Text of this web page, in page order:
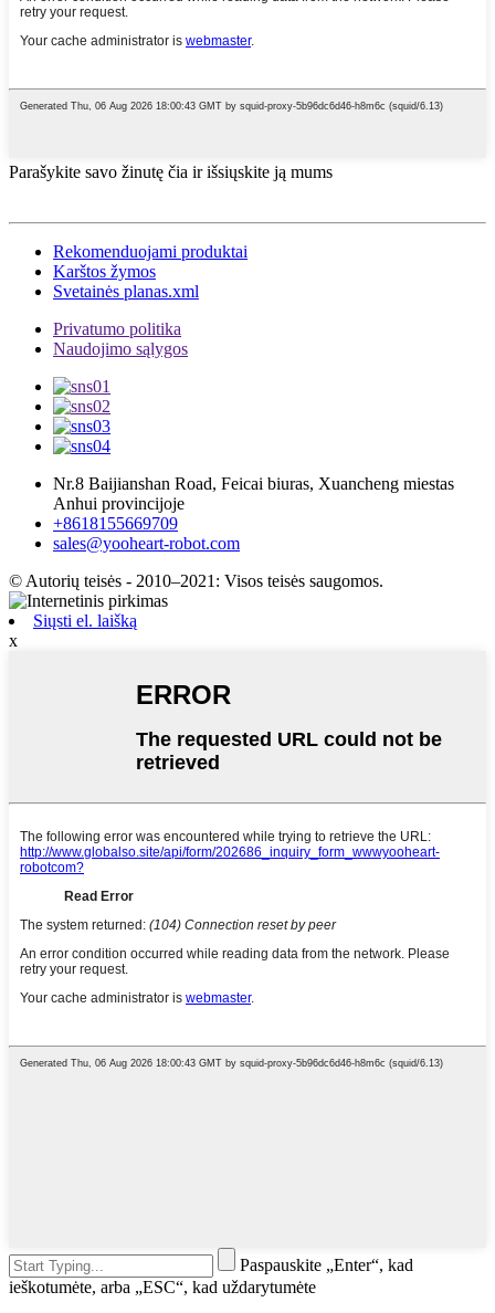
Parašykite savo žinutę čia ir išsiųskite ją mums
Rekomenduojami produktai
Karštos žymos
Svetainės planas.xml
Privatumo politika
Naudojimo sąlygos
Nr.8 Baijianshan Road, Feicai biuras, Xuancheng miestas
Anhui provincijoje
+8618155669709
sales@yooheart-robot.com
© Autorių teisės - 2010–2021: Visos teisės saugomos.
Siųsti el. laišką
x
Paspauskite „Enter“, kad
ieškotumėte, arba „ESC“, kad uždarytumėte